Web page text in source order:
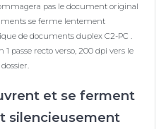
pas le document original
se ferme lentement
de documents duplex C2-PC .
passe recto verso, 200 dpi vers le
dossier.
et se ferment
silencieusement